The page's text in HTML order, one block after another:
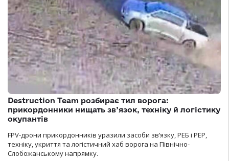
Destruction Team розбирає тил ворога:
прикордонники нищать зв’язок, техніку й логістику
окупантів
FPV-дрони прикордонників уразили засоби зв’язку, РЕБ і РЕР,
техніку, укриття та логістичний хаб ворога на Північно-
Слобожанському напрямку.